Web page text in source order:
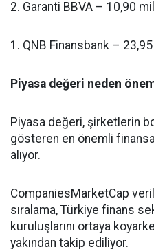
2. Garanti BBVA – 10,90
1. QNB Finansbank –
Piyasa değeri neden
Piyasa değeri, şirketlerin
gösteren en önemli
alıyor.
CompaniesMarketCap
sıralama, Türkiye finans
kuruluşlarını ortaya
yakından takip ediliyor.